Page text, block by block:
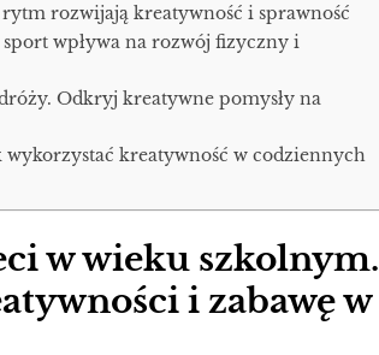
rozwijają kreatywność i sprawność
wpływa na rozwój fizyczny i
Odkryj kreatywne pomysły na
wykorzystać kreatywność w codziennych
w wieku szkolnym.
i zabawę w